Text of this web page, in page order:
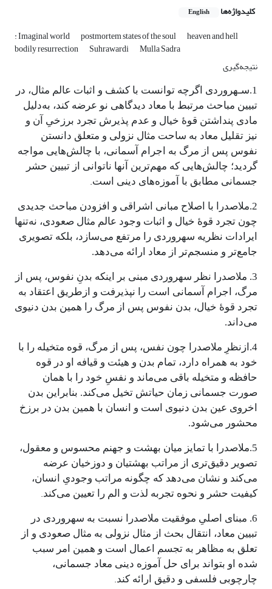
کلیدواژه‌ها English
: Imaginal world postmortem states of the soul heaven and hell
bodily resurrection Suhrawardi
Mulla Sadra
نتیجه‌گیری
1.سـهروردی اگرچه توانست با کشف و اثبات عالم مثال، در
تبیین مباحث مرتبط با معاد دیدگاهی نو عرضه کند، به‌دلیل
مادی‌ پنداشتن قوۀ خیال و عدم پذیرش تجرد برزخیِ آن و
نیز تقلیل معاد به ساحت مثال نزولی و متعلق دانستن
نفوس پس از مرگ به اجرام آسمانی، با چالش‌هایی مواجه
گردید؛ چالش‌هایی که مهم‌ترین آنها ناتوانی از تبیین حشر
جسمانی مطابق با آموزه‌های دینی است.
2.ملاصدرا با اصلاح مبانی اشراقی و افزودن مباحث جدیدی
چون تجرد قوۀ خیال و اثبات وجود عالم مثال صعودی، نه‌تنها
ایرادات نظریه سهروردی را مرتفع می‌سازد، بلکه تصویری
جامع‌تر و منسجم‌تر از معاد ارائه می‌دهد.
3. ملاصدرا نظر سهروردی مبنی بر اینکه بدنِ نفوس، پس از
مرگ، اجرام آسمانی است را نپذیرفت و ازطریق اعتقاد به
تجرد قوۀ خیال، بدن نفوس پس از مرگ را همین بدن دنیوی
می‌‌داند.
4.ازنظرِ ملاصدرا چون نفس، پس از مرگ، قوه متخیله را با
خود به همراه دارد، تمام بدن و هیئت و قیافه او در قوه
حافظه و متخیله باقی می‌‌ماند و نفسِ خود را با همان
صورت جسمانی زمان حیاتش تخیل می‌‌کند. بنابراین بدن
اخروی عین بدن دنیوی است و انسان با همین بدن در برزخ
محشور می‌‌شود.
5.ملاصدرا با تمایز میان بهشت و جهنم محسوس و معقول،
تصویر دقیق‌تری از مراتب بهشتیان و دوزخیان عرضه
می‌کند و نشان می‌دهد که چگونه مراتب وجودیِ انسان،
کیفیت حشر و نحوه تجربه لذت و الم را تعیین می‌کند.
6. مبنای اصلیِ موفقیت ملاصدرا نسبت به سهروردی در
تبیین معاد، انتقال بحث از مثال نزولی به مثال صعودی و از
تعلق به مظاهر به تجسم اعمال است و همین امر سبب
شده او بتواند برای حل آموزه‌ دینی معاد جسمانی،
چارچوبی فلسفی و دقیق ارائه کند.